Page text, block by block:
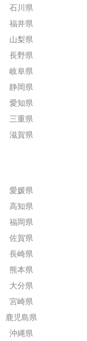
石川県
福井県
山梨県
長野県
岐阜県
静岡県
愛知県
三重県
滋賀県
愛媛県
高知県
福岡県
佐賀県
長崎県
熊本県
大分県
宮崎県
鹿児島県
沖縄県